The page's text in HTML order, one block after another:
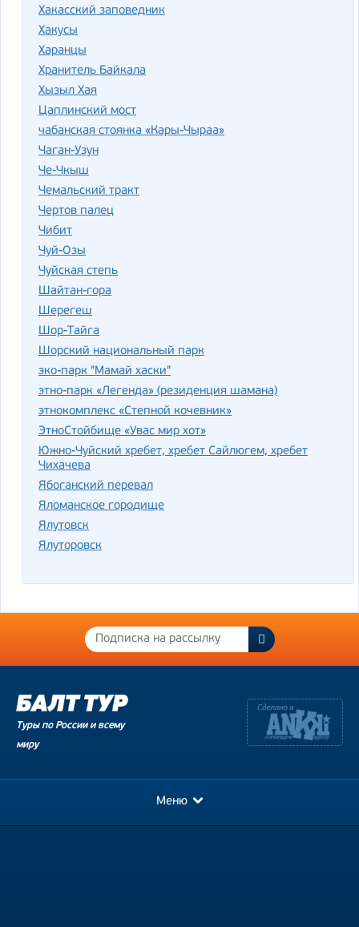
Хакасский заповедник
Хакусы
Харанцы
Хранитель Байкала
Хызыл Хая
Цаплинский мост
чабанская стоянка «Кары-Чыраа»
Чаган-Узун
Че-Чкыш
Чемальский тракт
Чертов палец
Чибит
Чуй-Озы
Чуйская степь
Шайтан-гора
Шерегеш
Шор-Тайга
Шорский национальный парк
эко-парк "Мамай хаски"
этно-парк «Легенда» (резиденция шамана)
этнокомплекс «Степной кочевник»
ЭтноСтойбище «Увас мир хот»
Южно-Чуйский хребет, хребет Сайлюгем, хребет
Чихачева
Ябоганский перевал
Яломанское городище
Ялутовск
Ялуторовск
Туры по России и всему
миру
Меню